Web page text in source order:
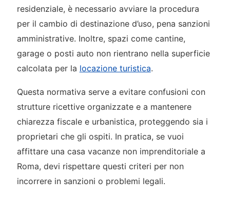
residenziale, è necessario avviare la procedura
per il cambio di destinazione d’uso, pena sanzioni
amministrative. Inoltre, spazi come cantine,
garage o posti auto non rientrano nella superficie
calcolata per la locazione turistica.
Questa normativa serve a evitare confusioni con
strutture ricettive organizzate e a mantenere
chiarezza fiscale e urbanistica, proteggendo sia i
proprietari che gli ospiti. In pratica, se vuoi
affittare una casa vacanze non imprenditoriale a
Roma, devi rispettare questi criteri per non
incorrere in sanzioni o problemi legali.